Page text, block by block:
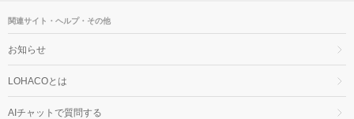
関連サイト・ヘルプ・その他
お知らせ
LOHACOとは
AIチャットで質問する